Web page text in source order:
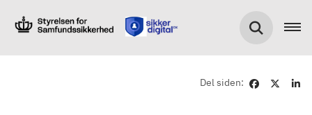
Del siden: